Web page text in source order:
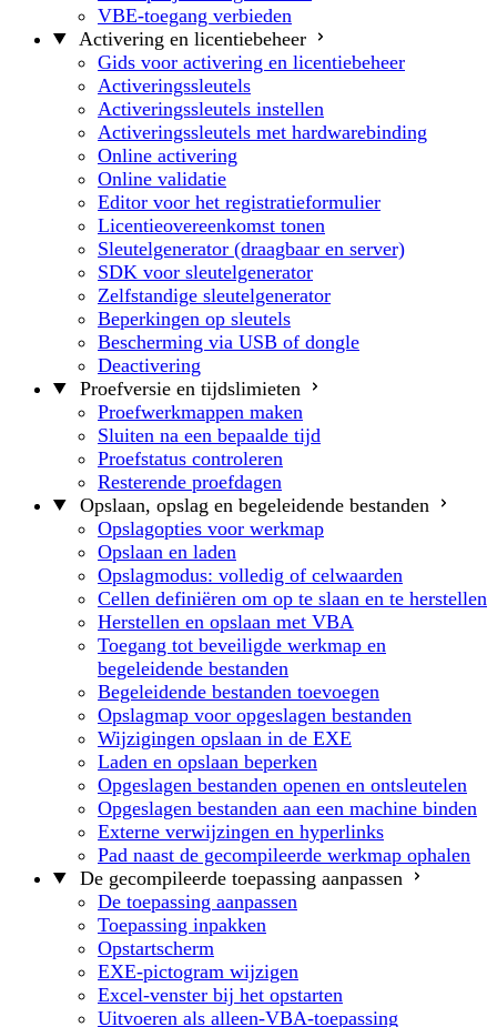
VBE-toegang verbieden
Activering en licentiebeheer
Gids voor activering en licentiebeheer
Activeringssleutels
Activeringssleutels instellen
Activeringssleutels met hardwarebinding
Online activering
Online validatie
Editor voor het registratieformulier
Licentieovereenkomst tonen
Sleutelgenerator (draagbaar en server)
SDK voor sleutelgenerator
Zelfstandige sleutelgenerator
Beperkingen op sleutels
Bescherming via USB of dongle
Deactivering
Proefversie en tijdslimieten
Proefwerkmappen maken
Sluiten na een bepaalde tijd
Proefstatus controleren
Resterende proefdagen
Opslaan, opslag en begeleidende bestanden
Opslagopties voor werkmap
Opslaan en laden
Opslagmodus: volledig of celwaarden
Cellen definiëren om op te slaan en te herstellen
Herstellen en opslaan met VBA
Toegang tot beveiligde werkmap en
begeleidende bestanden
Begeleidende bestanden toevoegen
Opslagmap voor opgeslagen bestanden
Wijzigingen opslaan in de EXE
Laden en opslaan beperken
Opgeslagen bestanden openen en ontsleutelen
Opgeslagen bestanden aan een machine binden
Externe verwijzingen en hyperlinks
Pad naast de gecompileerde werkmap ophalen
De gecompileerde toepassing aanpassen
De toepassing aanpassen
Toepassing inpakken
Opstartscherm
EXE-pictogram wijzigen
Excel-venster bij het opstarten
Uitvoeren als alleen-VBA-toepassing